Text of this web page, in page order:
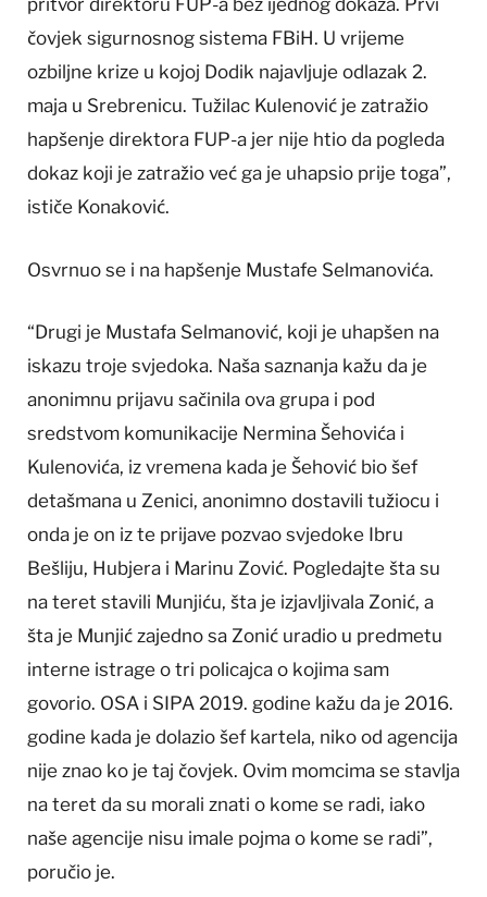
pritvor direktoru FUP-a bez ijednog dokaza. Prvi
čovjek sigurnosnog sistema FBiH. U vrijeme
ozbiljne krize u kojoj Dodik najavljuje odlazak 2.
maja u Srebrenicu. Tužilac Kulenović je zatražio
hapšenje direktora FUP-a jer nije htio da pogleda
dokaz koji je zatražio već ga je uhapsio prije toga”,
ističe Konaković.
Osvrnuo se i na hapšenje Mustafe Selmanovića.
“Drugi je Mustafa Selmanović, koji je uhapšen na
iskazu troje svjedoka. Naša saznanja kažu da je
anonimnu prijavu sačinila ova grupa i pod
sredstvom komunikacije Nermina Šehovića i
Kulenovića, iz vremena kada je Šehović bio šef
detašmana u Zenici, anonimno dostavili tužiocu i
onda je on iz te prijave pozvao svjedoke Ibru
Bešliju, Hubjera i Marinu Zović. Pogledajte šta su
na teret stavili Munjiću, šta je izjavljivala Zonić, a
šta je Munjić zajedno sa Zonić uradio u predmetu
interne istrage o tri policajca o kojima sam
govorio. OSA i SIPA 2019. godine kažu da je 2016.
godine kada je dolazio šef kartela, niko od agencija
nije znao ko je taj čovjek. Ovim momcima se stavlja
na teret da su morali znati o kome se radi, iako
naše agencije nisu imale pojma o kome se radi”,
poručio je.